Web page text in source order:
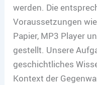
werden. Die
Voraussetzungen
Papier, MP3 Player
gestellt. Unsere
geschichtliches
Kontext der